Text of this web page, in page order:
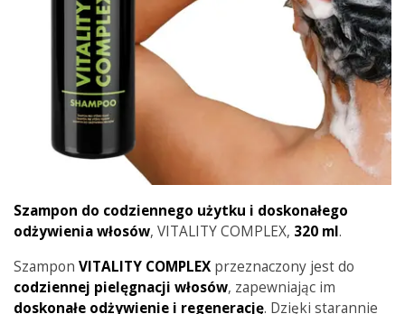
Szampon do codziennego użytku i doskonałego
odżywienia włosów, VITALITY COMPLEX, 320 ml.
Szampon VITALITY COMPLEX przeznaczony jest do
codziennej pielęgnacji włosów, zapewniając im
doskonałe odżywienie i regenerację. Dzięki starannie